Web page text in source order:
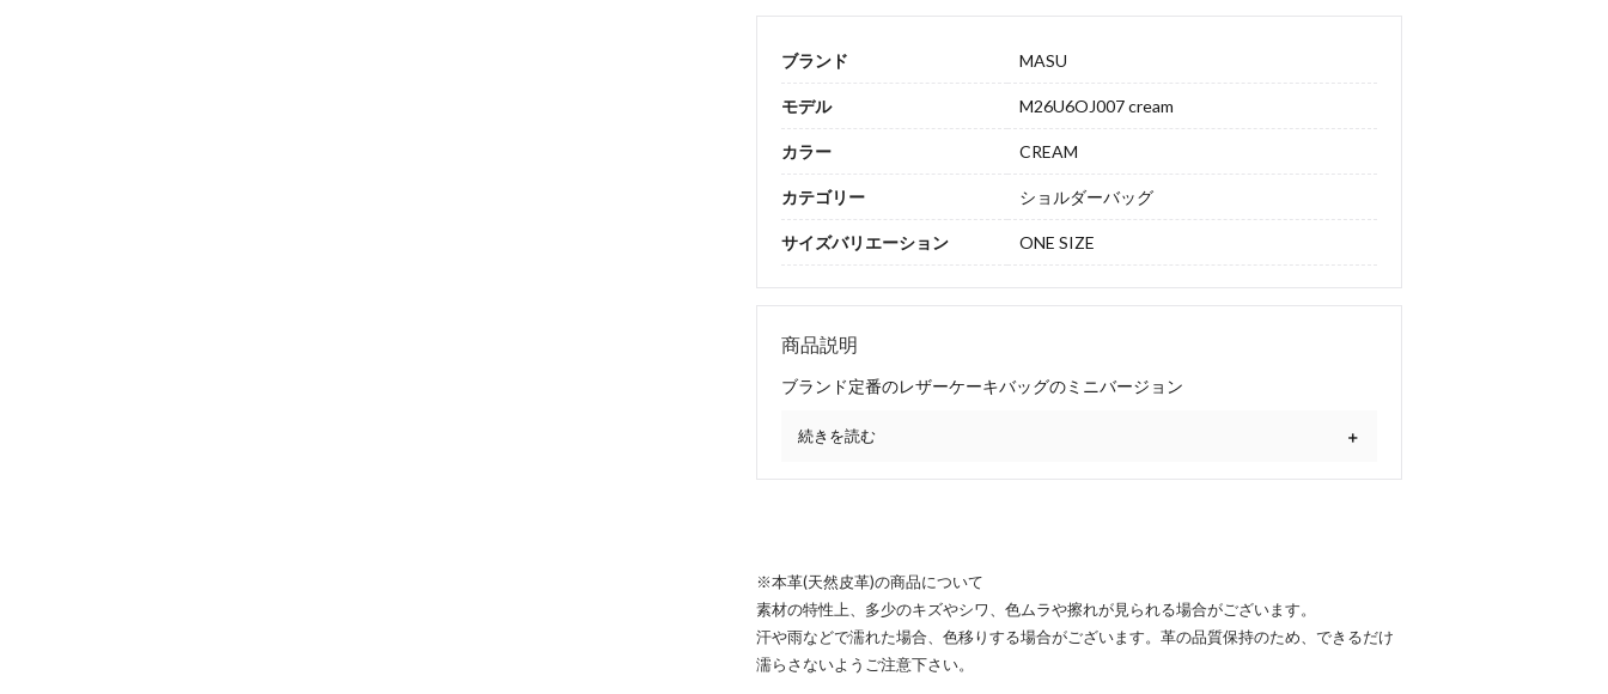
ブランド MASU
モデル M26U6OJ007 cream
カラー CREAM
カテゴリー ショルダーバッグ
サイズバリエーション ONE SIZE
商品説明
ブランド定番のレザーケーキバッグのミニバージョン
続きを読む
※本革(天然皮革)の商品について
素材の特性上、多少のキズやシワ、色ムラや擦れが見られる場合がございます。
汗や雨などで濡れた場合、色移りする場合がございます。革の品質保持のため、できるだけ
濡らさないようご注意下さい。